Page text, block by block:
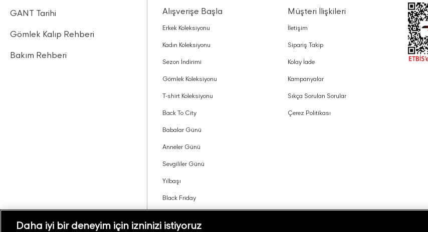
GANT Tarihi
Gömlek Kalıp Rehberi
Bakım Rehberi
Alışverişe Başla
Erkek Koleksiyonu
Kadın Koleksiyonu
Sezon İndirimi
Gömlek Koleksiyonu
T-shirt Koleksiyonu
Back To City
Babalar Günü
Anneler Günü
Sevgililer Günü
Yılbaşı
Black Friday
Müşteri İlişkileri
İletişim
Sipariş Takip
Kolay İade
Kampanyalar
Sıkça Sorulan Sorular
Çerez Politikası
Daha iyi bir deneyim için izninizi istiyoruz